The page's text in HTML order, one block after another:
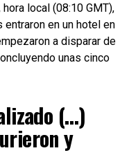
local (08:10 GMT),
en un hotel en
a disparar de
unas cinco
(…)
y